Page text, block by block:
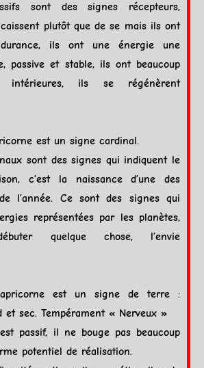
sont dessignes récepteurs,
plutôt que de se mais ils ont
ils ont une énergie une
passive et stable, ils ont beaucoup
intérieures, ils se régénèrent
est un signe cardinal.
sont dessignes qui indiquent le
c’est la naissance d’une des
l’année. Ce sont des signesqui
représentées par les planètes,
quelque chose, l’envie
est un signe deterre :
et sec. Tempérament « Nerveux »
est passif, il ne bouge pas beaucoup
potentiel de réalisation.